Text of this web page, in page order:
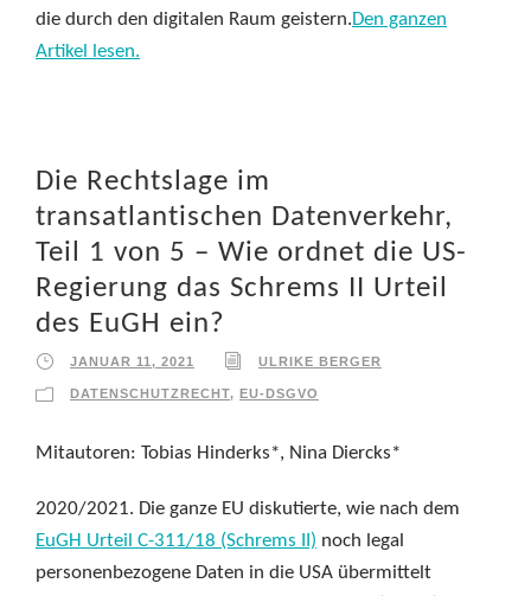
die durch den digitalen Raum geistern.Den ganzen
Artikel lesen.
Die Rechtslage im
transatlantischen Datenverkehr,
Teil 1 von 5 – Wie ordnet die US-
Regierung das Schrems II Urteil
des EuGH ein?
JANUAR 11, 2021 ULRIKE BERGER
DATENSCHUTZRECHT, EU-DSGVO
Mitautoren: Tobias Hinderks*, Nina Diercks*
2020/2021. Die ganze EU diskutierte, wie nach dem
EuGH Urteil C-311/18 (Schrems II) noch legal
personenbezogene Daten in die USA übermittelt